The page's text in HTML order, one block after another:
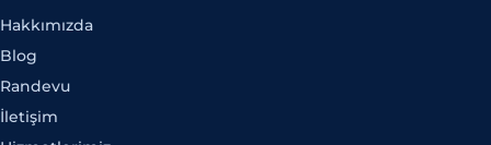
Hakkımızda
Blog
Randevu
İletişim